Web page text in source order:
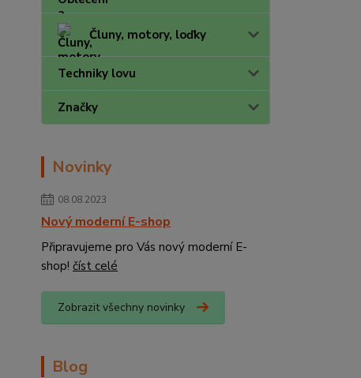
Čluny, motory, loďky
Techniky lovu
Značky
Novinky
08.08.2023
Nový moderní E-shop
Připravujeme pro Vás nový moderní E-
shop! číst celé
Zobrazit všechny novinky
Blog